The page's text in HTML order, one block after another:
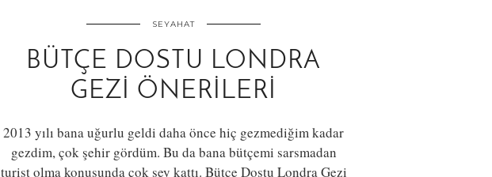
SEYAHAT
BÜTÇE DOSTU LONDRA
GEZI ÖNERILERI
2013 yılı bana uğurlu geldi daha önce hiç gezmediğim kadar
gezdim, çok şehir gördüm. Bu da bana bütçemi sarsmadan
turist olma konusunda çok şey kattı. Bütçe Dostu Londra Gezi